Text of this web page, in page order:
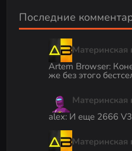
Последние
Материнская
Artem Browser:
же без этого
Материнская
alex:И еще 2666 V3
Материнская